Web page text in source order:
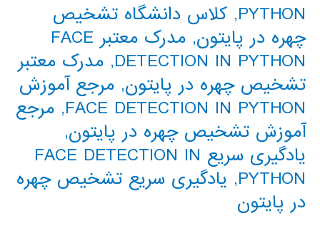
PYTHON
, کلاس دانشگاه تشخیص
چهره در پایتون,
مدرک معتبر FACE
DETECTION IN PYTHON
, مدرک معتبر
تشخیص چهره در پایتون, مرجع آموزش
FACE DETECTION IN PYTHON
, مرجع
آموزش تشخیص چهره در پایتون,
یادگیری سریع FACE DETECTION IN
PYTHON
, یادگیری سریع تشخیص چهره
در پایتون